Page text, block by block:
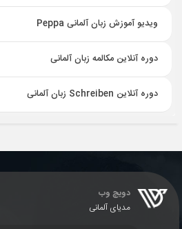
ویدیو آموزش زبان آلمانی Peppa
دوره آنلاین مکالمه زبان آلمانی
دوره آنلاین Schreiben زبان آلمانی
دویچ وب
مدیای آلمانی